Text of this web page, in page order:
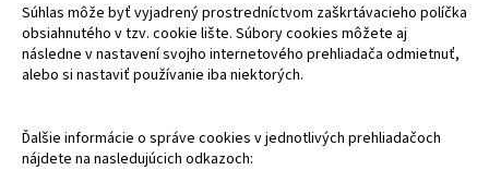
Súhlas môže byť vyjadrený prostredníctvom zaškrtávacieho políčka
obsiahnutého v tzv. cookie lište. Súbory cookies môžete aj
následne v nastavení svojho internetového prehliadača odmietnuť,
alebo si nastaviť používanie iba niektorých.
Ďalšie informácie o správe cookies v jednotlivých prehliadačoch
nájdete na nasledujúcich odkazoch: